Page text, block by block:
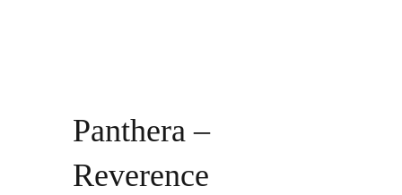
Panthera –
Reverence